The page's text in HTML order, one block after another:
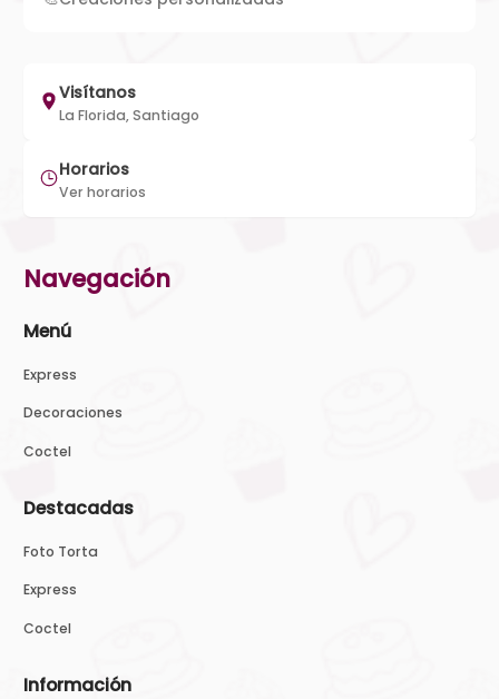
Visítanos
La Florida, Santiago
Horarios
Ver horarios
Navegación
Menú
Express
Decoraciones
Coctel
Destacadas
Foto Torta
Express
Coctel
Información